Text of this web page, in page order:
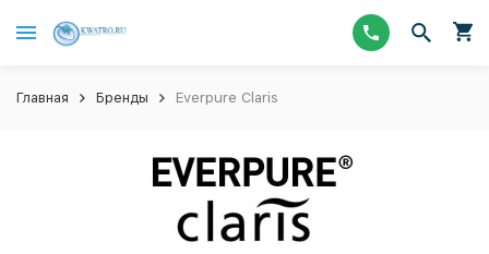
Главная Бренды Everpure Claris